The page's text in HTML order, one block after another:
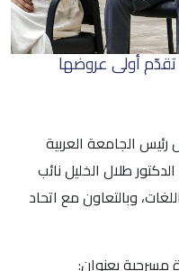
تقدّم أولى عروضها
الجامعة العربية
طلال الخليل نائب
وبالتعاون مع اتحاد
بعنوان: